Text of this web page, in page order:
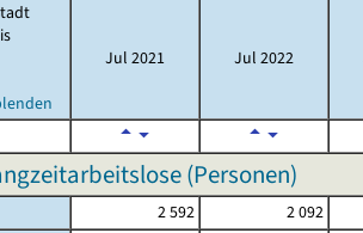
Jul 2021 Jul 2022
(Personen)
2 592 2 092